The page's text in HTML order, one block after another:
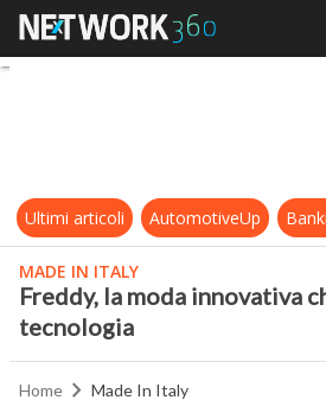
Freddy, la
Ultimi articoli AutomotiveUp
MADE IN ITALY
Freddy, la moda innovativa
tecnologia
Home Made In Italy